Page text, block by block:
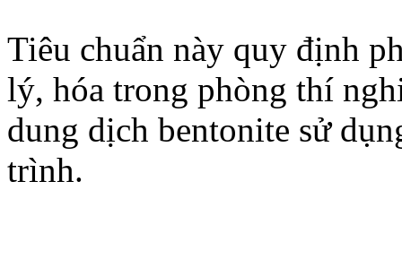
Tiêu chuẩn này quy định
lý, hóa trong phòng thí
dung dịch bentonite sử
trình.